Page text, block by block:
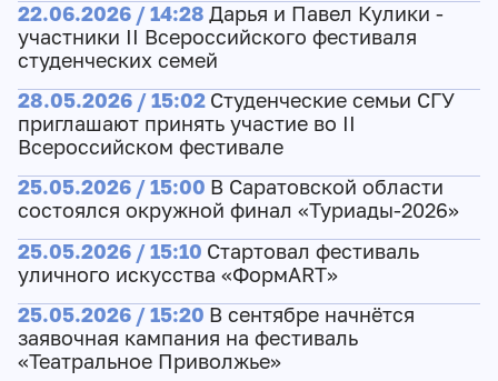
22.06.2026 / 14:28 Дарья и Павел Кулики -
участники II Всероссийского фестиваля
студенческих семей
28.05.2026 / 15:02 Студенческие семьи СГУ
приглашают принять участие во II
Всероссийском фестивале
25.05.2026 / 15:00 В Саратовской области
состоялся окружной финал «Туриады-2026»
25.05.2026 / 15:10 Cтартовал фестиваль
уличного искусства «ФормART»
25.05.2026 / 15:20 В сентябре начнётся
заявочная кампания на фестиваль
«Театральное Приволжье»